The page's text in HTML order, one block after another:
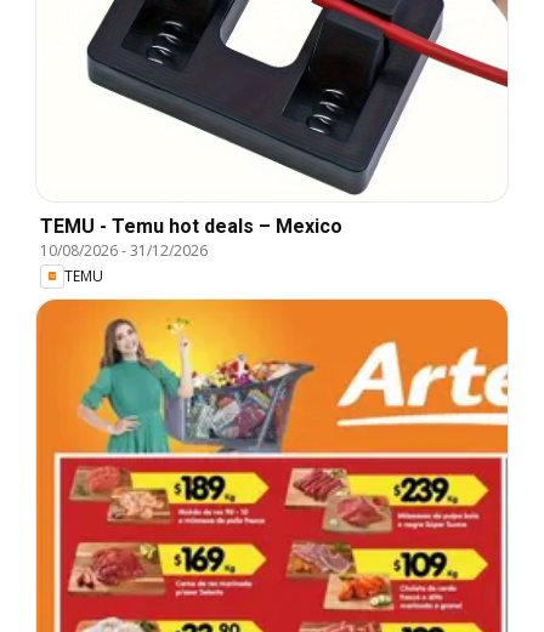
TEMU - Temu hot deals – Mexico
10/08/2026-31/12/2026
TEMU